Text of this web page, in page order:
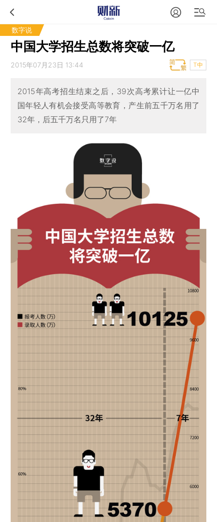
数字说
中国大学招生总数将突破一亿
2015年07月23日 13:44 T中
2015年高考招生结束之后，39次高考累计让一亿中
国年轻人有机会接受高等教育，产生前五千万名用了
32年，后五千万名只用了7年